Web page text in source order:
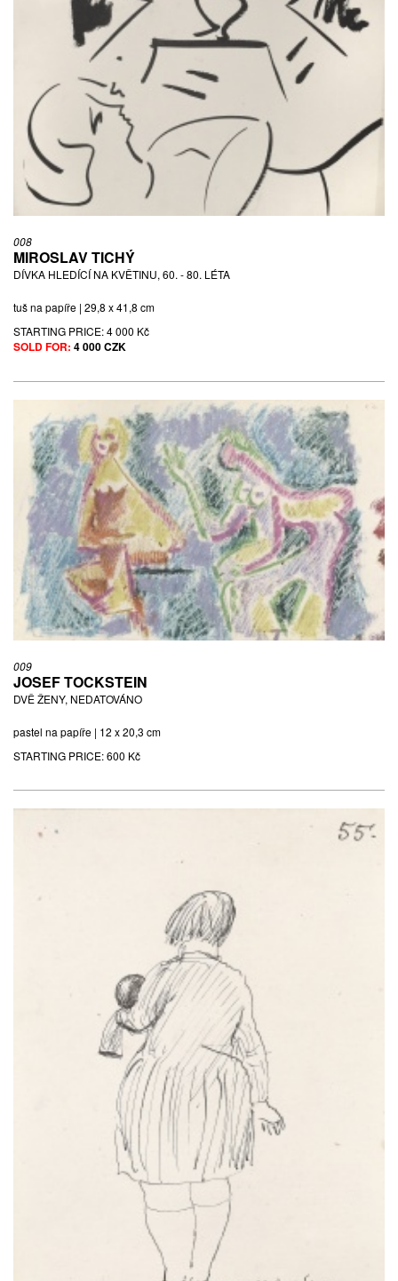
008
MIROSLAV TICHÝ
DÍVKA HLEDÍCÍ NA KVĚTINU, 60. - 80. LÉTA
tuš na papíře | 29,8 x 41,8 cm
STARTING PRICE:4 000 Kč
SOLD FOR: 4 000 CZK
009
JOSEF TOCKSTEIN
DVĚ ŽENY, NEDATOVÁNO
pastel na papíře | 12 x 20,3 cm
STARTING PRICE:600 Kč